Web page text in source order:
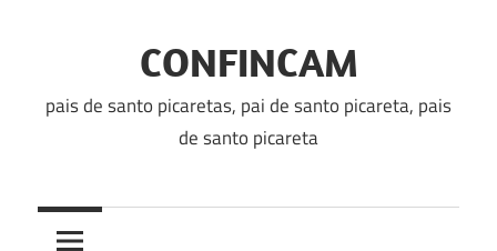
CONFINCAM
pais de santo picaretas, pai de santo picareta, pais
de santo picareta